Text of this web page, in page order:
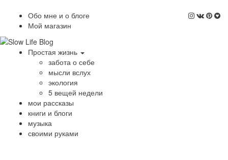
Обо мне и о блоге
Мой магазин
Простая жизнь
забота о себе
мысли вслух
экология
5 вещей недели
мои рассказы
книги и блоги
музыка
своими руками